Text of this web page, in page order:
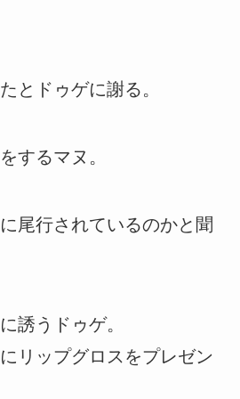
とドゥゲに謝る。
するマヌ。
尾行されているのかと聞
誘うドゥゲ。
リップグロスをプレゼン